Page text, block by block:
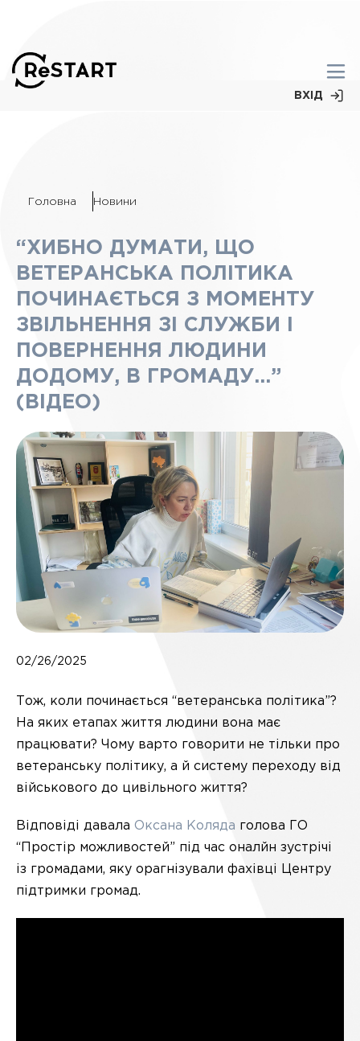
ВХІД
Головна Новини
“ХИБНО ДУМАТИ, ЩО
ВЕТЕРАНСЬКА ПОЛІТИКА
ПОЧИНАЄТЬСЯ З МОМЕНТУ
ЗВІЛЬНЕННЯ ЗІ СЛУЖБИ І
ПОВЕРНЕННЯ ЛЮДИНИ
ДОДОМУ, В ГРОМАДУ…”
(ВІДЕО)
02/26/2025
Тож, коли починається “ветеранська політика”?
На яких етапах життя людини вона має
працювати? Чому варто говорити не тільки про
ветеранську політику, а й систему переходу від
військового до цивільного життя?
Відповіді давала Оксана Коляда голова ГО
“Простір можливостей” під час оналйн зустрічі
із громадами, яку орагнізували фахівці Центру
підтримки громад.